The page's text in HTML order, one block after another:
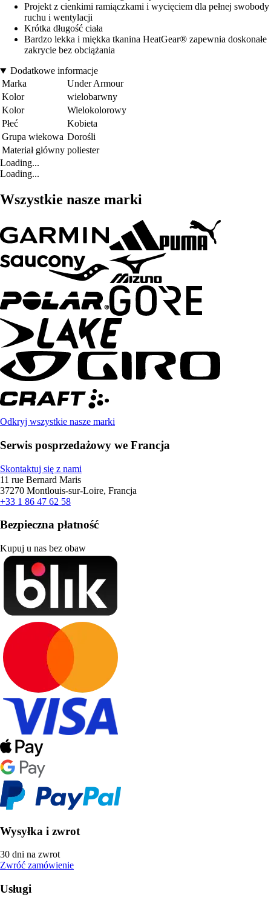
Projekt z cienkimi ramiączkami i wycięciem dla pełnej swobody
ruchu i wentylacji
Krótka długość ciała
Bardzo lekka i miękka tkanina HeatGear® zapewnia doskonałe
zakrycie bez obciążania
Dodatkowe informacje
Marka
Under Armour
Kolor
wielobarwny
Kolor
Wielokolorowy
Płeć
Kobieta
Grupa wiekowa Dorośli
Materiał główny poliester
Loading...
Loading...
Wszystkie nasze marki
Odkryj wszystkie nasze marki
Serwis posprzedażowy we Francja
Skontaktuj się z nami
11 rue Bernard Maris
37270 Montlouis-sur-Loire, Francja
+33 1 86 47 62 58
Bezpieczna płatność
Kupuj u nas bez obaw
Wysyłka i zwrot
30 dni na zwrot
Zwróć zamówienie
Usługi